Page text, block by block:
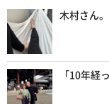
木村さん
「10年経